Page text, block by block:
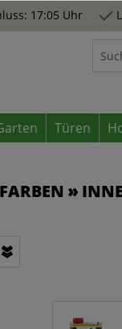
17:05 Uhr
Türen